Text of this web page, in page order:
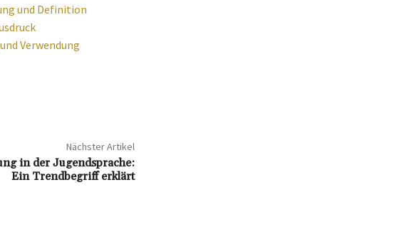
und Definition
Verwendung
Nächster Artikel
in der Jugendsprache:
Ein Trendbegriff erklärt